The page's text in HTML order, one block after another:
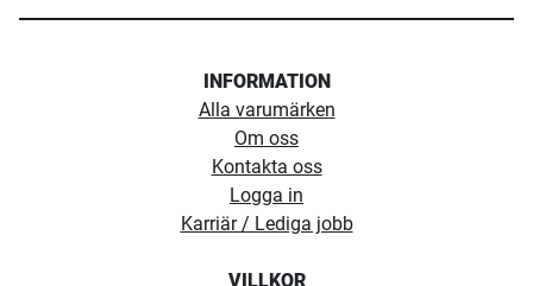
INFORMATION
Alla varumärken
Om oss
Kontakta oss
Logga in
Karriär / Lediga jobb
VILLKOR